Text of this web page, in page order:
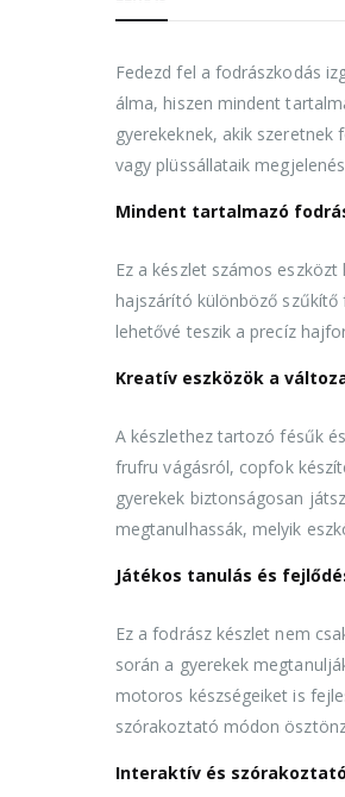
Fedezd fel a fodrászkodás
álma, hiszen mindent
gyerekeknek, akik
vagy plüssállataik
Mindent tartalmazó
Ez a készlet számos
hajszárító különböző szűkítő
lehetővé teszik a precíz
Kreatív eszközök a
A készlethez tartozó fésűk
frufru vágásról, copfok
gyerekek biztonságosan
megtanulhassák, melyik
Játékos tanulás és
Ez a fodrász készlet nem
során a gyerekek
motoros készségeiket is
szórakoztató módon
Interaktív és